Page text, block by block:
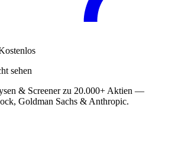
sehen
& Screener zu 20.000+ Aktien —
Goldman Sachs & Anthropic.